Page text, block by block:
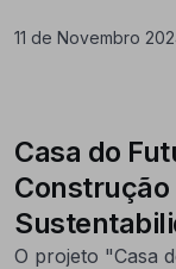
11 de Novembro
Casa do
Construção
O projeto "Casa